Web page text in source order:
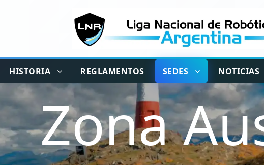
HISTORIA REGLAMENTOS SEDES NOTICIAS
Zona